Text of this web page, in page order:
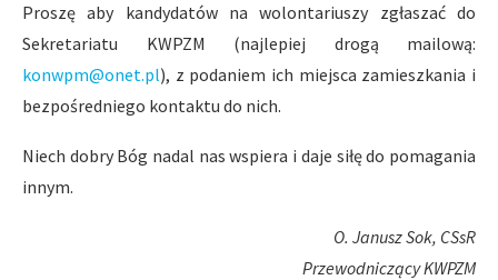
Proszę aby kandydatów na wolontariuszy zgłaszać do
Sekretariatu KWPZM (najlepiej drogą mailową:
konwpm@onet.pl), z podaniem ich miejsca zamieszkania i
bezpośredniego kontaktu do nich.
Niech dobry Bóg nadal nas wspiera i daje siłę do pomagania
innym.
O. Janusz Sok, CSsR
Przewodniczący KWPZM